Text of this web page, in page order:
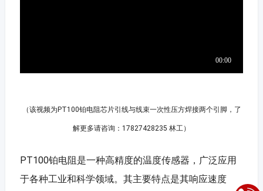
（该视频为PT100铂电阻芯片引线与线束一次性压方焊接两个引脚，了
解更多请咨询：17827428235 林工）
PT100铂电阻是一种高精度的温度传感器，广泛应用
于各种工业和科学领域。其主要特点是其响应速度